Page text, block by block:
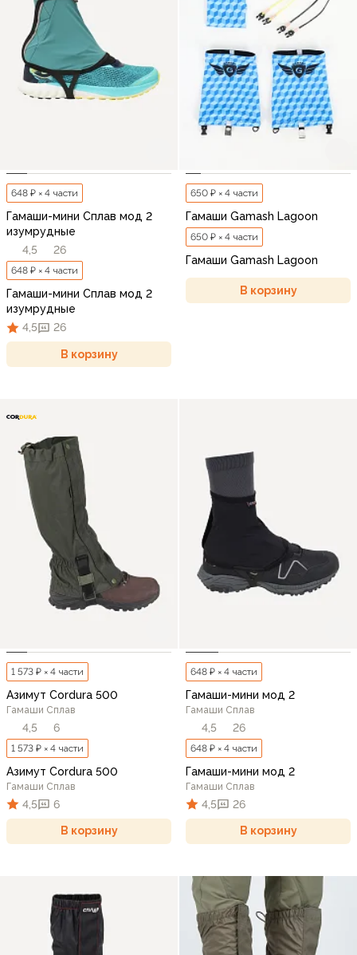
648 ₽ × 4 части
Гамаши-мини Сплав мод 2
изумрудные
4,5
26
648 ₽ × 4 части
Гамаши-мини Сплав мод 2
изумрудные
4,5
26
В корзину
650 ₽ × 4 части
Гамаши Gamash Lagoon
650 ₽ × 4 части
Гамаши Gamash Lagoon
В корзину
1 573 ₽ × 4 части
Азимут Cordura 500
Гамаши Сплав
4,5 6
1 573 ₽ × 4 части
Азимут Cordura 500
Гамаши Сплав
4,5 6
В корзину
648 ₽ × 4 части
Гамаши-мини мод 2
Гамаши Сплав
4,5 26
648 ₽ × 4 части
Гамаши-мини мод 2
Гамаши Сплав
4,5 26
В корзину